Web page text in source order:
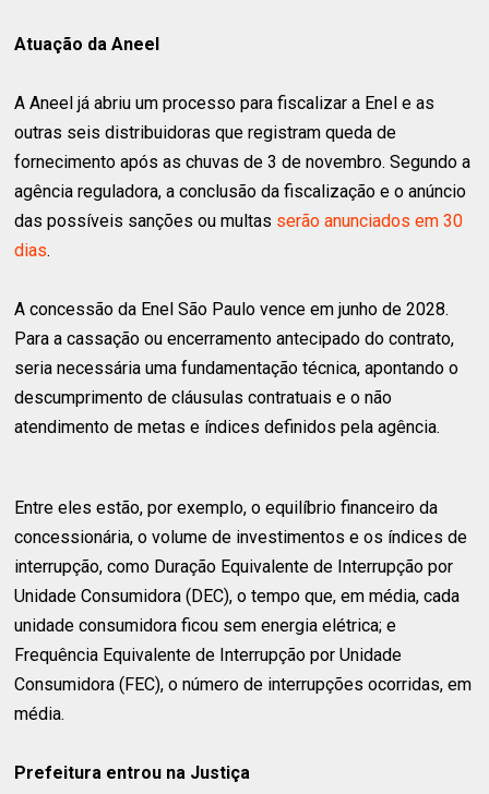
Atuação da Aneel
A Aneel já abriu um processo para fiscalizar a Enel e as
outras seis distribuidoras que registram queda de
fornecimento após as chuvas de 3 de novembro. Segundo a
agência reguladora, a conclusão da fiscalização e o anúncio
das possíveis sanções ou multas serão anunciados em 30
dias.
A concessão da Enel São Paulo vence em junho de 2028.
Para a cassação ou encerramento antecipado do contrato,
seria necessária uma fundamentação técnica, apontando o
descumprimento de cláusulas contratuais e o não
atendimento de metas e índices definidos pela agência.
Entre eles estão, por exemplo, o equilíbrio financeiro da
concessionária, o volume de investimentos e os índices de
interrupção, como Duração Equivalente de Interrupção por
Unidade Consumidora (DEC), o tempo que, em média, cada
unidade consumidora ficou sem energia elétrica; e
Frequência Equivalente de Interrupção por Unidade
Consumidora (FEC), o número de interrupções ocorridas, em
média.
Prefeitura entrou na Justiça